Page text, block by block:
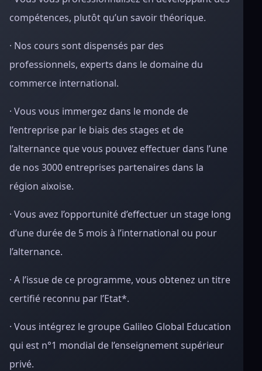
compétences, plutôt qu’un savoir théorique.
· Nos cours sont dispensés par des
professionnels, experts dans le domaine du
commerce international.
· Vous vous immergez dans le monde de
l’entreprise par le biais des stages et de
l’alternance que vous pouvez effectuer dans l’une
de nos 3000 entreprises partenaires dans la
région aixoise.
· Vous avez l’opportunité d’effectuer un stage long
d’une durée de 5 mois à l’international ou pour
l’alternance.
· A l’issue de ce programme, vous obtenez un titre
certifié reconnu par l’Etat*.
· Vous intégrez le groupe Galileo Global Education
qui est n°1 mondial de l’enseignement supérieur
privé.